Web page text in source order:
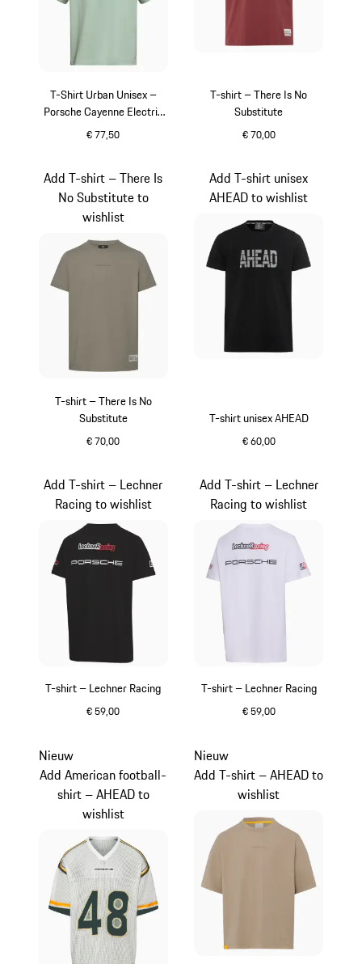
T-Shirt Urban Unisex –
Porsche Cayenne Electric
Lifestyle
€ 77,50
T-shirt – There Is No
Substitute
€ 70,00
T-shirt – There Is No
Substitute
€ 70,00
Add T-shirt – There Is
No Substitute to
wishlist
T-shirt unisex AHEAD
€ 60,00
Add T-shirt unisex
AHEAD to wishlist
T-shirt – Lechner Racing
€ 59,00
Add T-shirt – Lechner
Racing to wishlist
T-shirt – Lechner Racing
€ 59,00
Add T-shirt – Lechner
Racing to wishlist
Nieuw
Add American football-
shirt – AHEAD to
wishlist
Nieuw
Add T-shirt – AHEAD to
wishlist